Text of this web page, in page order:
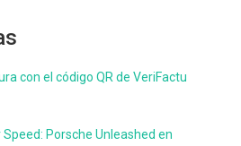
con el código QR de VeriFactu
Porsche Unleashed en